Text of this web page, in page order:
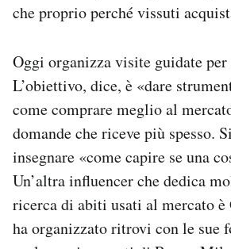
che proprio perché vissuti
Oggi organizza visite guidate per
L’obiettivo, dice, è «dare
come comprare meglio al
domande che riceve più spesso.
insegnare «come capire se una
Un’altra influencer che dedica
ricerca di abiti usati al mercato è
ha organizzato ritrovi con le sue